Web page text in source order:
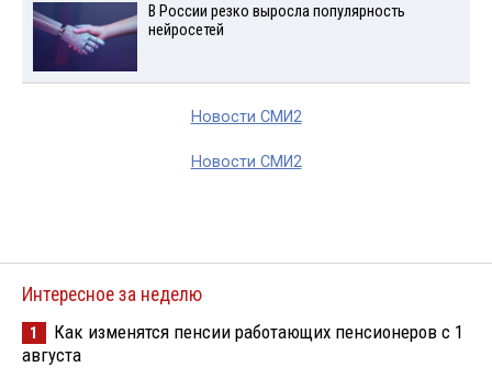
В России резко выросла популярность
нейросетей
Новости СМИ2
Новости СМИ2
Интересное за неделю
1
Как изменятся пенсии работающих пенсионеров с 1
августа